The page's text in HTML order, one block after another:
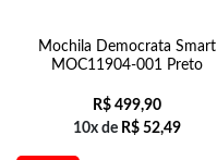
Mochila Democrata Smart
MOC11904-001 Preto
R$499,90
10x de R$52,49